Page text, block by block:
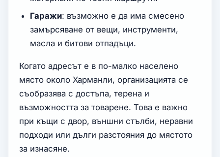
Гаражи: възможно е да има смесено
замърсяване от вещи, инструменти,
масла и битови отпадъци.
Когато адресът е в по-малко населено
място около Харманли, организацията се
съобразява с достъпа, терена и
възможността за товарене. Това е важно
при къщи с двор, външни стълби, неравни
подходи или дълги разстояния до мястото
за изнасяне.